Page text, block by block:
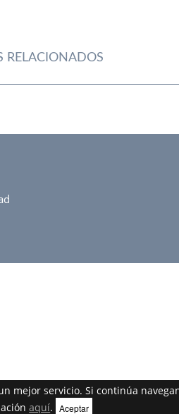
RELACIONADOS
servicio. Si continúa
aquí. Aceptar